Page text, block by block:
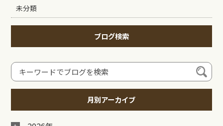
未分類
ブログ検索
月別アーカイブ